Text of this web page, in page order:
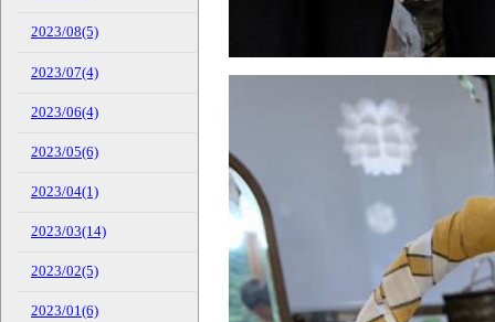
2023/08(5)
2023/07(4)
2023/06(4)
2023/05(6)
2023/04(1)
2023/03(14)
2023/02(5)
2023/01(6)